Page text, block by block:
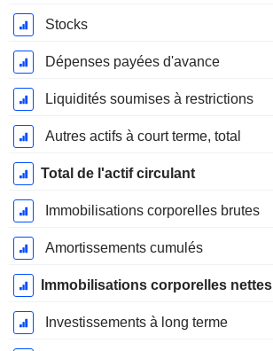
Stocks
Dépenses payées d'avance
Liquidités soumises à restrictions
Autres actifs à court terme, total
Total de l'actif circulant
Immobilisations corporelles brutes
Amortissements cumulés
Immobilisations corporelles nettes
Investissements à long terme